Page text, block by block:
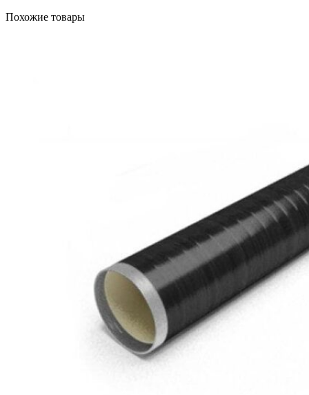
Похожие товары